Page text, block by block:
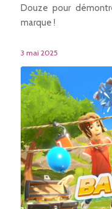
Douze pour
marque !
3 mai 2025